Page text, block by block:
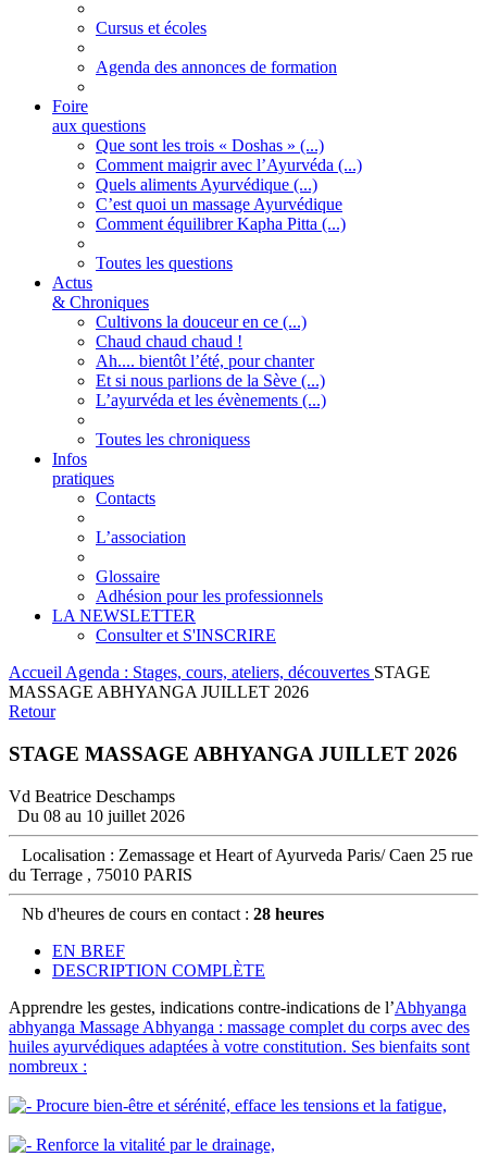
Cursus et écoles
Agenda des annonces de formation
Foire
aux questions
Que sont les trois « Doshas » (...)
Comment maigrir avec l’Ayurvéda (...)
Quels aliments Ayurvédique (...)
C’est quoi un massage Ayurvédique
Comment équilibrer Kapha Pitta (...)
Toutes les questions
Actus
& Chroniques
Cultivons la douceur en ce (...)
Chaud chaud chaud !
Ah.... bientôt l’été, pour chanter
Et si nous parlions de la Sève (...)
L’ayurvéda et les évènements (...)
Toutes les chroniquess
Infos
pratiques
Contacts
L’association
Glossaire
Adhésion pour les professionnels
LA NEWSLETTER
Consulter et S'INSCRIRE
Accueil Agenda : Stages, cours, ateliers, découvertes STAGE
MASSAGE ABHYANGA JUILLET 2026
Retour
STAGE MASSAGE ABHYANGA JUILLET 2026
Vd Beatrice Deschamps
Du 08 au 10 juillet 2026
Localisation : Zemassage et Heart of Ayurveda Paris/ Caen 25 rue
du Terrage , 75010 PARIS
Nb d'heures de cours en contact : 28 heures
EN BREF
DESCRIPTION COMPLÈTE
Apprendre les gestes, indications contre-indications de l’Abhyanga
abhyanga Massage Abhyanga : massage complet du corps avec des
huiles ayurvédiques adaptées à votre constitution. Ses bienfaits sont
nombreux :
Procure bien-être et sérénité, efface les tensions et la fatigue,
Renforce la vitalité par le drainage,